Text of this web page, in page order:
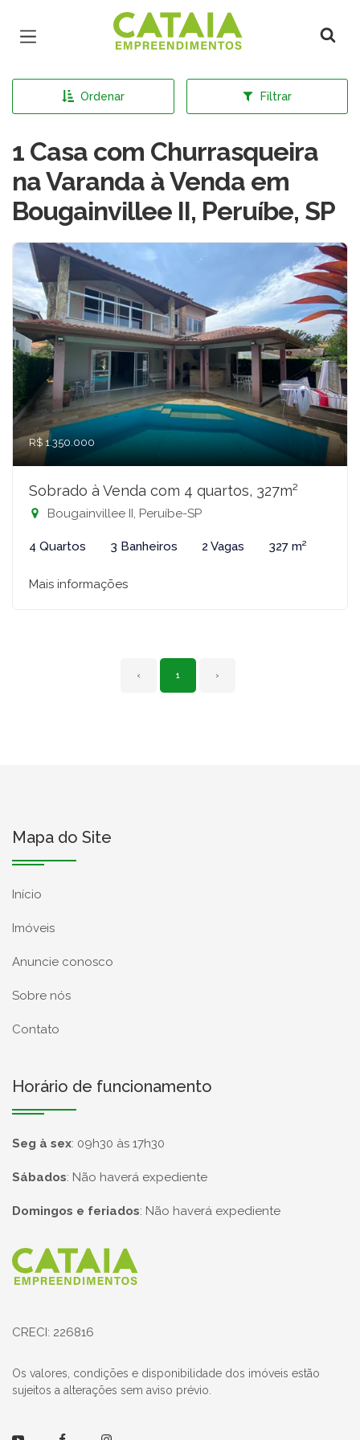
Página inicial
Ordenar Filtrar
1 Casa com Churrasqueira
na Varanda à Venda em
Bougainvillee II, Peruíbe, SP
R$ 1.350.000
Sobrado à Venda com 4 quartos, 327m²
Bougainvillee II, Peruíbe-SP
4 Quartos 3 Banheiros 2 Vagas 327 m²
Mais informações
‹ 1 ›
Mapa do Site
Início
Imóveis
Anuncie conosco
Sobre nós
Contato
Horário de funcionamento
Seg à sex: 09h30 às 17h30
Sábados: Não haverá expediente
Domingos e feriados: Não haverá expediente
Página inicial
CRECI: 226816
Os valores, condições e disponibilidade dos imóveis estão
sujeitos a alterações sem aviso prévio.